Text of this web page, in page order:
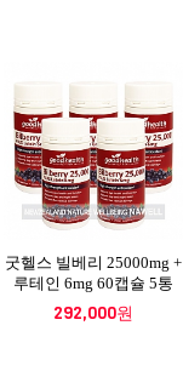
굿헬스 빌베리 25000mg +
루테인 6mg 60캡슐 5통
292,000원